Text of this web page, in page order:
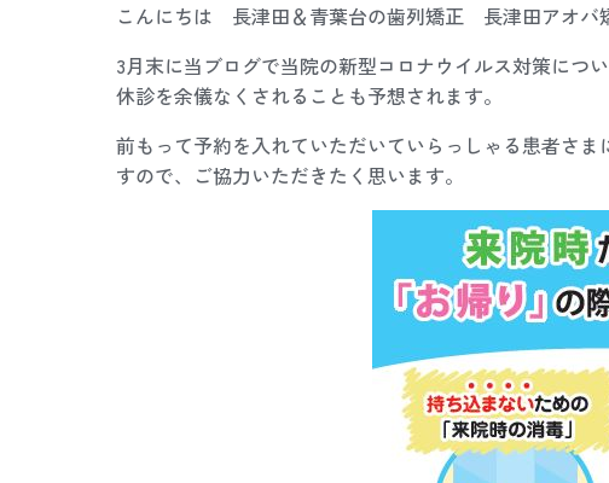
こんにちは 長津田＆青葉台の歯列矯正 長津田アオバ
3月末に当ブログで当院の新型コロナウイルス対策につ
休診を余儀なくされることも予想されます。
前もって予約を入れていただいていらっしゃる患者さ
すので、ご協力いただきたく思います。